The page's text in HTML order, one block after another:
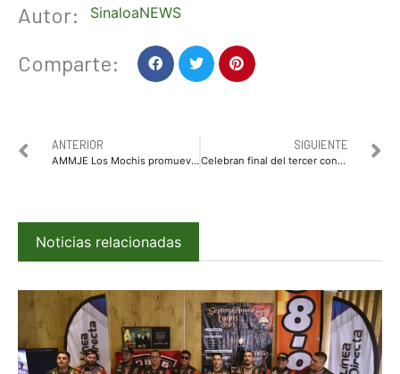
Autor: SinaloaNEWS
Comparte:
ANTERIOR
AMMJE Los Mochis promueve el trabajo en equipo y comunicación dentro de empresas durante asamblea mensual
SIGUIENTE
Celebran final del tercer concurso de cuentos “Cuéntamelo Otra Vez” a cargo del IMCC
Noticias relacionadas